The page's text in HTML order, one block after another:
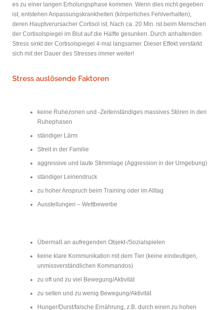
es zu einer langen Erholungsphase kommen. Wenn dies nicht gegeben
ist, entstehen Anpassungskrankheiten (körperliches Fehlverhalten),
deren Hauptverursacher Cortisol ist. Nach ca. 20 Min. ist beim Menschen
der Cortisolspiegel im Blut auf die Hälfte gesunken. Durch anhaltenden
Stress sinkt der Cortisolspiegel 4-mal langsamer. Dieser Effekt verstärkt
sich mit der Dauer des Stresses immer weiter!
Stress auslösende Faktoren
keine Ruhezonen und -Zeitenständiges massives Stören in den
Ruhephasen
ständiger Lärm
Streit in der Familie
aggressive und laute Stimmlage (Aggression in der Umgebung)
ständiger Leinendruck
zu hoher Anspruch beim Training oder im Alltag
Ausstellungen – Wettbewerbe
Übermaß an aufregenden Objekt-/Sozialspielen
keine klare Kommunikation mit dem Tier (keine eindeutigen,
unmissverständlichen Kommandos)
zu oft und zu viel Bewegung/Aktivität
zu selten und zu wenig Bewegung/Aktivität
Hunger/Durst/falsche Ernährung, z.B. durch einen zu hohen